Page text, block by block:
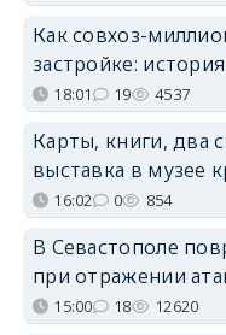
Как совхоз-
застройке:
18:01 19 4537
Карты, книги, два
выставка в музее
16:02 0 854
В Севастополе
при отражении
15:00 18 12620